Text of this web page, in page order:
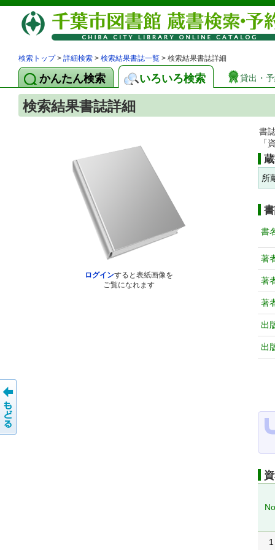
検索トップ> 詳細検索 > 検索結果書誌一覧 > 検索結果書誌詳細
かんたん検索 いろいろ検索 貸出・
検索結果書誌詳細
ログインすると表紙画像を
ご覧になれます
書
「
所
書
著
著
著
出
出
No.
1